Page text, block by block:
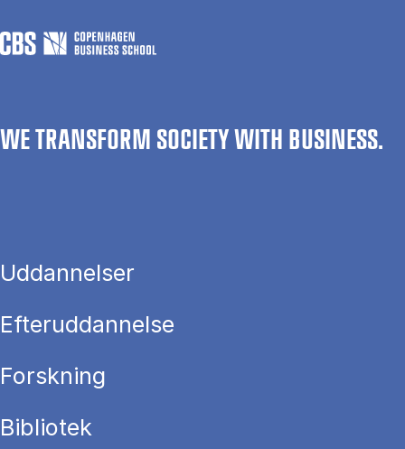
WE TRANSFORM SOCIETY WITH BUSINESS.
Uddannelser
Efteruddannelse
Forskning
Bibliotek